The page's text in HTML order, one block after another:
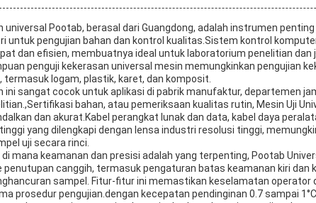
universal Pootab, berasal dari Guangdong, adalah instrumen
untuk pengujian bahan dan kontrol kualitas.Sistem kontrol
dan efisien, membuatnya ideal untuk laboratorium penelitian dan
penguji kekerasan universal mesin memungkinkan pengujian
termasuk logam, plastik, karet, dan komposit.
ini sangat cocok untuk aplikasi di pabrik manufaktur, departemen
bahan, atau pemeriksaan kualitas rutin, Mesin Uji
dan akurat.Kabel perangkat lunak dan data, kabel daya
yang dilengkapi dengan lensa industri resolusi tinggi,
uji secara rinci.
di mana keamanan dan presisi adalah yang terpenting, Pootab
penutupan canggih, termasuk pengaturan batas keamanan kiri dan
sampel. Fitur-fitur ini memastikan keselamatan operator
prosedur pengujian.dengan kecepatan pendinginan 0.7 sampai